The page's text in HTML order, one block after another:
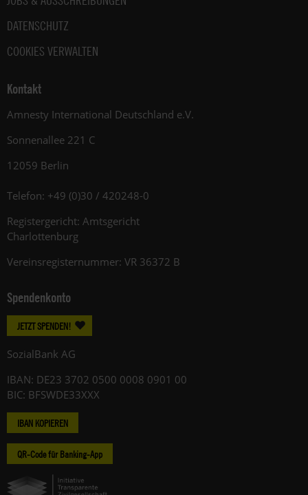
DATENSCHUTZ
COOKIES VERWALTEN
Kontakt
Amnesty International Deutschland e.V.
Sonnenallee 221 C
12059 Berlin
Telefon: +49 (0)30 / 420248-0
Registergericht: Amtsgericht
Charlottenburg
Vereinsregisternummer: VR 36372 B
Spendenkonto
JETZT SPENDEN!
SozialBank AG
IBAN: DE23 3702 0500 0008 0901 00
BIC: BFSWDE33XXX
IBAN KOPIEREN
QR-Code für Banking-App